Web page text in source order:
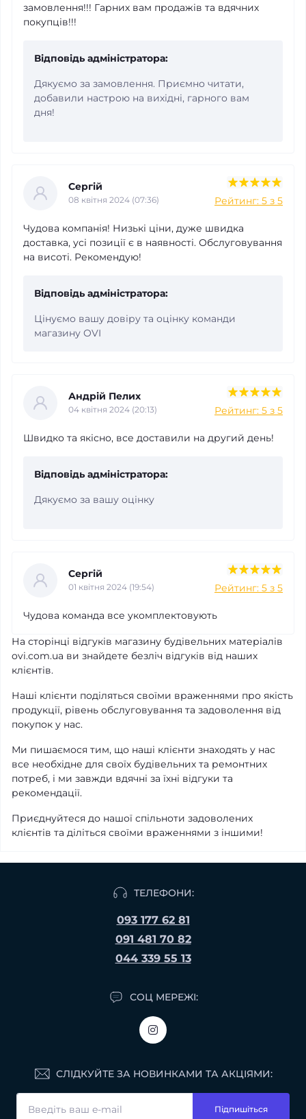
замовлення!!! Гарних вам продажів та вдячних
покупців!!!
Відповідь адміністратора:
Дякуємо за замовлення. Приємно читати,
добавили настрою на вихідні, гарного вам
дня!
Сергій
08 квітня 2024 (07:36) Рейтинг: 5 з 5
Чудова компанія! Низькі ціни, дуже швидка
доставка, усі позиції є в наявності. Обслуговування
на висоті. Рекомендую!
Відповідь адміністратора:
Цінуємо вашу довіру та оцінку команди
магазину OVI
Андрій Пелих
04 квітня 2024 (20:13) Рейтинг: 5 з 5
Швидко та якісно, все доставили на другий день!
Відповідь адміністратора:
Дякуємо за вашу оцінку
Сергій
01 квітня 2024 (19:54) Рейтинг: 5 з 5
Чудова команда все укомплектовують
На сторінці відгуків магазину будівельних матеріалів
ovi.com.ua ви знайдете безліч відгуків від наших
клієнтів.
Наші клієнти поділяться своїми враженнями про якість
продукції, рівень обслуговування та задоволення від
покупок у нас.
Ми пишаємося тим, що наші клієнти знаходять у нас
все необхідне для своїх будівельних та ремонтних
потреб, і ми завжди вдячні за їхні відгуки та
рекомендації.
Приєднуйтеся до нашої спільноти задоволених
клієнтів та діліться своїми враженнями з іншими!
ТЕЛЕФОНИ:
093 177 62 81
091 481 70 82
044 339 55 13
СОЦ МЕРЕЖІ:
СЛІДКУЙТЕ ЗА НОВИНКАМИ ТА АКЦІЯМИ:
Підпишіться